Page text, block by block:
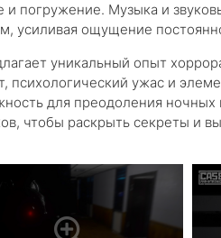
и погружение. Музыка и
усиливая ощущение
уникальный опыт
ужас и
для преодоления
чтобы раскрыть секреты и